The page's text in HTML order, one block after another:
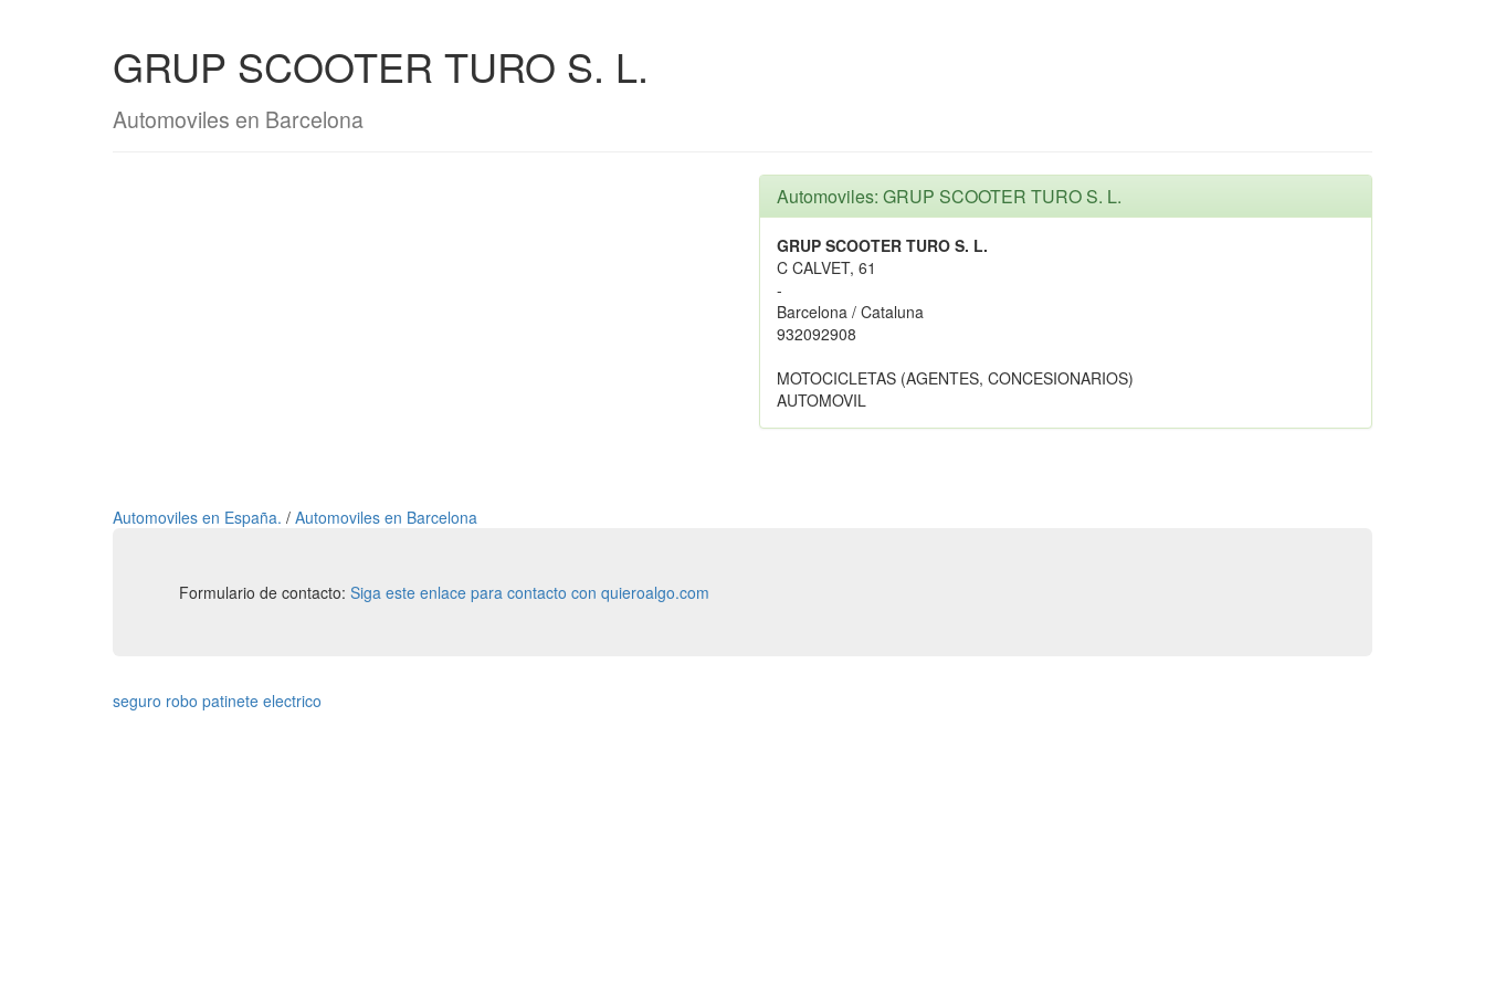
GRUP SCOOTER TURO S. L.
Automoviles en Barcelona
Automoviles: GRUP SCOOTER TURO S. L.
GRUP SCOOTER TURO S. L.
C CALVET, 61
-
Barcelona / Cataluna
932092908
MOTOCICLETAS (AGENTES, CONCESIONARIOS)
AUTOMOVIL
Automoviles en España. / Automoviles en Barcelona
Formulario de contacto: Siga este enlace para contacto con quieroalgo.com
seguro robo patinete electrico